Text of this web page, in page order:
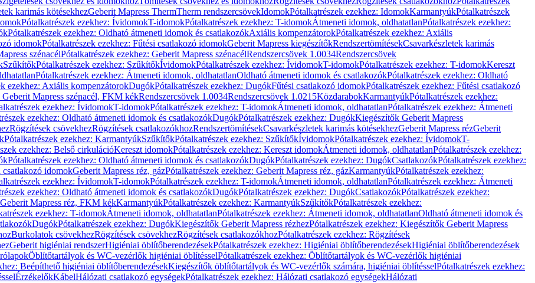
karimás kötésekhezGeberit Mapress ThermTherm rendszercsövekIdomokPótalkatrészek ezekhez: IdomokKarmantyúkPótalkatrészek
Pótalkatrészek ezekhez: ÍvidomokT-idomokPótalkatrészek ezekhez: T-idomokÁtmeneti idomok, oldhatatlanPótalkatrészek ezekhez:
Pótalkatrészek ezekhez: Oldható átmeneti idomok és csatlakozókAxiális kompenzátorokPótalkatrészek ezekhez: Axiális
idomokPótalkatrészek ezekhez: Fűtési csatlakozó idomokGeberit Mapress kiegészítőkRendszertömítésekCsavarkészletek karimás
szénacélPótalkatrészek ezekhez: Geberit Mapress szénacélRendszercsövek 1.0034Rendszercsövek
SzűkítőkPótalkatrészek ezekhez: SzűkítőkÍvidomokPótalkatrészek ezekhez: ÍvidomokT-idomokPótalkatrészek ezekhez: T-idomokKereszt
Pótalkatrészek ezekhez: Átmeneti idomok, oldhatatlanOldható átmeneti idomok és csatlakozókPótalkatrészek ezekhez: Oldható
ezekhez: Axiális kompenzátorokDugókPótalkatrészek ezekhez: DugókFűtési csatlakozó idomokPótalkatrészek ezekhez: Fűtési csatlakozó
Geberit Mapress szénacél, FKM kékRendszercsövek 1.0034Rendszercsövek 1.0215KözdarabokKarmantyúkPótalkatrészek ezekhez:
ezekhez: ÍvidomokT-idomokPótalkatrészek ezekhez: T-idomokÁtmeneti idomok, oldhatatlanPótalkatrészek ezekhez: Átmeneti
ezekhez: Oldható átmeneti idomok és csatlakozókDugókPótalkatrészek ezekhez: DugókKiegészítők Geberit Mapress
Rögzítések csövekhezRögzítések csatlakozókhozRendszertömítésekCsavarkészletek karimás kötésekhezGeberit Mapress rézGeberit
Pótalkatrészek ezekhez: KarmantyúkSzűkítőkPótalkatrészek ezekhez: SzűkítőkÍvidomokPótalkatrészek ezekhez: ÍvidomokT-
ezekhez: Belső cirkulációKereszt idomokPótalkatrészek ezekhez: Kereszt idomokÁtmeneti idomok, oldhatatlanPótalkatrészek ezekhez:
Pótalkatrészek ezekhez: Oldható átmeneti idomok és csatlakozókDugókPótalkatrészek ezekhez: DugókCsatlakozókPótalkatrészek ezekhez:
csatlakozó idomokGeberit Mapress réz, gázPótalkatrészek ezekhez: Geberit Mapress réz, gázKarmantyúkPótalkatrészek ezekhez:
ezekhez: ÍvidomokT-idomokPótalkatrészek ezekhez: T-idomokÁtmeneti idomok, oldhatatlanPótalkatrészek ezekhez: Átmeneti
ezekhez: Oldható átmeneti idomok és csatlakozókDugókPótalkatrészek ezekhez: DugókCsatlakozókPótalkatrészek ezekhez:
Mapress réz, FKM kékKarmantyúkPótalkatrészek ezekhez: KarmantyúkSzűkítőkPótalkatrészek ezekhez:
ezekhez: T-idomokÁtmeneti idomok, oldhatatlanPótalkatrészek ezekhez: Átmeneti idomok, oldhatatlanOldható átmeneti idomok és
DugókPótalkatrészek ezekhez: DugókKiegészítők Geberit Mapress rézhezPótalkatrészek ezekhez: Kiegészítők Geberit Mapress
Burkolatok csövekhezRögzítések csövekhezRögzítések csatlakozókhozPótalkatrészek ezekhez: Rögzítések
Geberit higiéniai rendszerHigiéniai öblítőberendezésekPótalkatrészek ezekhez: Higiéniai öblítőberendezésekHigiéniai öblítőberendezések
Öblítőtartályok és WC-vezérlők higiéniai öblítésselPótalkatrészek ezekhez: Öblítőtartályok és WC-vezérlők higiéniai
Beépíthető higiéniai öblítőberendezésekKiegészítők öblítőtartályok és WC-vezérlők számára, higiéniai öblítésselPótalkatrészek ezekhez:
ÉrzékelőkKábelHálózati csatlakozó egységekPótalkatrészek ezekhez: Hálózati csatlakozó egységekHálózati